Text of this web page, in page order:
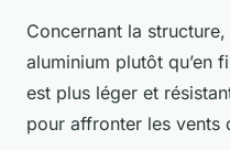
Concernant la
aluminium plutôt qu’en
est plus léger et
pour affronter les vents